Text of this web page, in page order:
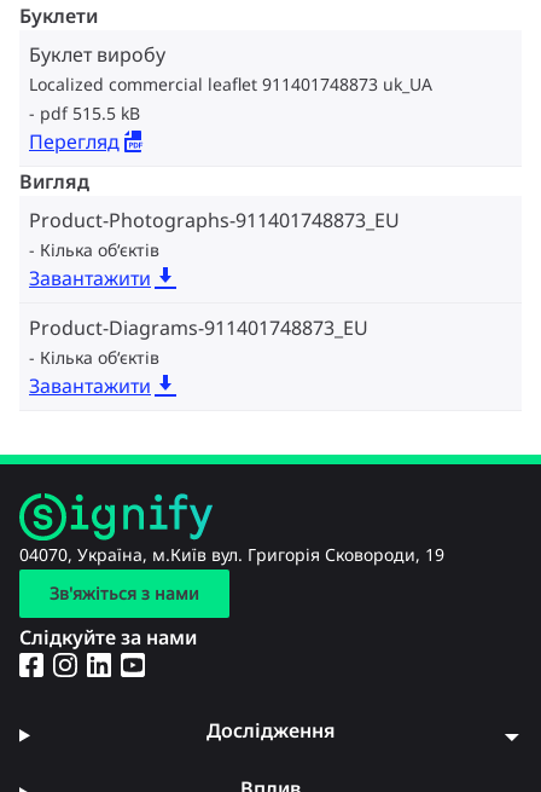
Буклети
Буклет виробу
Localized commercial leaflet 911401748873 uk_UA
pdf 515.5 kB
Перегляд
Вигляд
Product-Photographs-911401748873_EU
Кілька об‘єктів
Завантажити
Product-Diagrams-911401748873_EU
Кілька об‘єктів
Завантажити
04070, Україна, м.Київ вул. Григорія Сковороди, 19
Зв'яжіться з нами
Слідкуйте за нами
Дослідження